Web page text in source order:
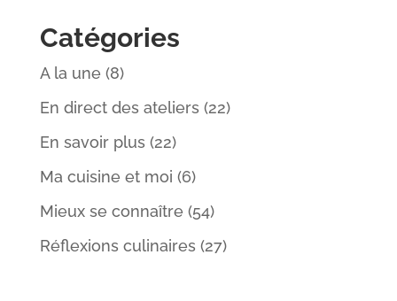
Catégories
A la une (8)
En direct des ateliers (22)
En savoir plus (22)
Ma cuisine et moi (6)
Mieux se connaître (54)
Réflexions culinaires (27)